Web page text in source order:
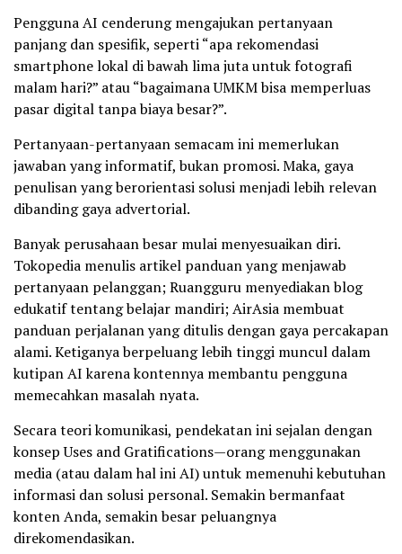
Pengguna AI cenderung mengajukan pertanyaan
panjang dan spesifik, seperti “apa rekomendasi
smartphone lokal di bawah lima juta untuk fotografi
malam hari?” atau “bagaimana UMKM bisa memperluas
pasar digital tanpa biaya besar?”.
Pertanyaan-pertanyaan semacam ini memerlukan
jawaban yang informatif, bukan promosi. Maka, gaya
penulisan yang berorientasi solusi menjadi lebih relevan
dibanding gaya advertorial.
Banyak perusahaan besar mulai menyesuaikan diri.
Tokopedia menulis artikel panduan yang menjawab
pertanyaan pelanggan; Ruangguru menyediakan blog
edukatif tentang belajar mandiri; AirAsia membuat
panduan perjalanan yang ditulis dengan gaya percakapan
alami. Ketiganya berpeluang lebih tinggi muncul dalam
kutipan AI karena kontennya membantu pengguna
memecahkan masalah nyata.
Secara teori komunikasi, pendekatan ini sejalan dengan
konsep Uses and Gratifications—orang menggunakan
media (atau dalam hal ini AI) untuk memenuhi kebutuhan
informasi dan solusi personal. Semakin bermanfaat
konten Anda, semakin besar peluangnya
direkomendasikan.